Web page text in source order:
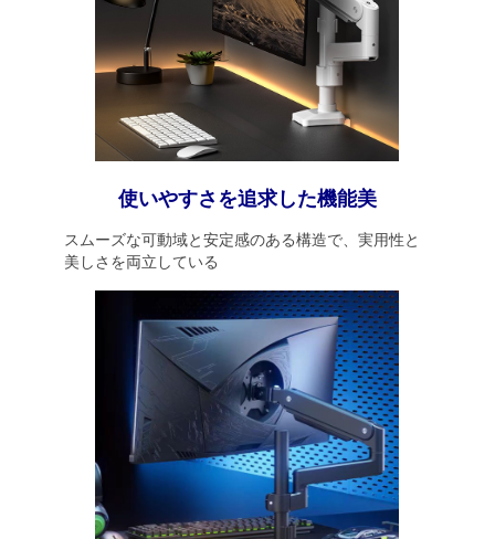
使いやすさを追求した機能美
スムーズな可動域と安定感のある構造で、実用性と
美しさを両立している